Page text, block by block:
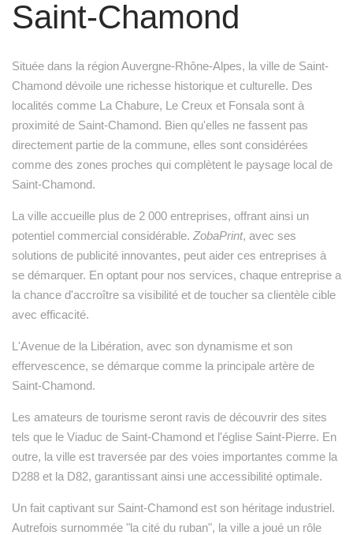
Saint-Chamond
Située dans la région Auvergne-Rhône-Alpes, la ville de Saint-
Chamond dévoile une richesse historique et culturelle. Des
localités comme La Chabure, Le Creux et Fonsala sont à
proximité de Saint-Chamond. Bien qu'elles ne fassent pas
directement partie de la commune, elles sont considérées
comme des zones proches qui complètent le paysage local de
Saint-Chamond.
La ville accueille plus de 2 000 entreprises, offrant ainsi un
potentiel commercial considérable. ZobaPrint, avec ses
solutions de publicité innovantes, peut aider ces entreprises à
se démarquer. En optant pour nos services, chaque entreprise a
la chance d'accroître sa visibilité et de toucher sa clientèle cible
avec efficacité.
L'Avenue de la Libération, avec son dynamisme et son
effervescence, se démarque comme la principale artère de
Saint-Chamond.
Les amateurs de tourisme seront ravis de découvrir des sites
tels que le Viaduc de Saint-Chamond et l'église Saint-Pierre. En
outre, la ville est traversée par des voies importantes comme la
D288 et la D82, garantissant ainsi une accessibilité optimale.
Un fait captivant sur Saint-Chamond est son héritage industriel.
Autrefois surnommée "la cité du ruban", la ville a joué un rôle